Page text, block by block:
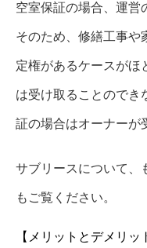
空室保証の場合、運営
そのため、修繕工事や
定権があるケースがほ
は受け取ることのでき
証の場合はオーナーが
サブリースについて、
もご覧ください。
【メリットとデメリ